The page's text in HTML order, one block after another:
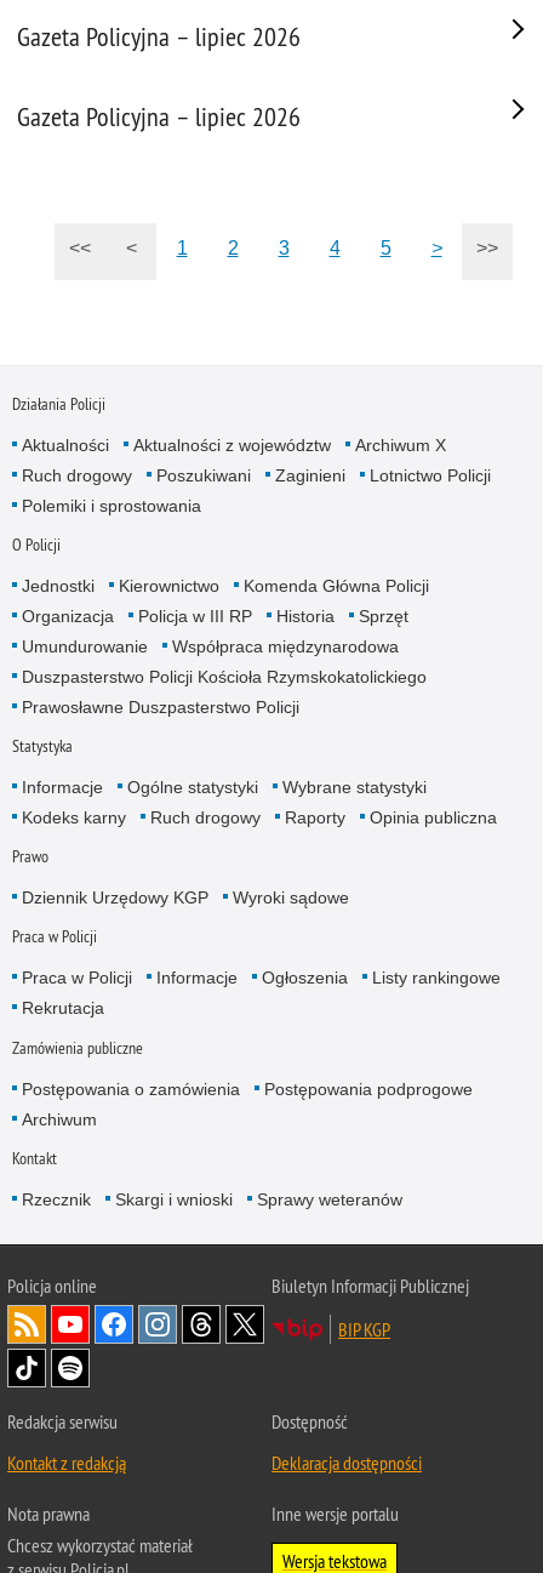
Gazeta Policyjna – lipiec 2026
Gazeta Policyjna – lipiec 2026
<< < 1 2 3 4 5 > >>
Działania Policji
Aktualności Aktualności z województw
Archiwum X
Ruch drogowy
Poszukiwani Zaginieni
Lotnictwo Policji
Polemiki i sprostowania
O Policji
Jednostki Kierownictwo
Komenda Główna Policji
Organizacja
Policja w III RP Historia
Sprzęt
Umundurowanie
Współpraca międzynarodowa
Duszpasterstwo Policji Kościoła Rzymskokatolickiego
Prawosławne Duszpasterstwo Policji
Statystyka
Informacje Ogólne statystyki
Wybrane statystyki
Kodeks karny
Ruch drogowy Raporty Opinia publiczna
Prawo
Dziennik Urzędowy KGP Wyroki sądowe
Praca w Policji
Praca w Policji Informacje Ogłoszenia
Listy rankingowe
Rekrutacja
Zamówienia publiczne
Postępowania o zamówienia
Postępowania podprogowe
Archiwum
Kontakt
Rzecznik Skargi i wnioski Sprawy weteranów
Policjaonline
Biuletyn Informacji Publicznej
BIP KGP
Redakcja serwisu
Kontakt z redakcją
Dostępność
Deklaracja dostępności
Nota prawna
Chcesz wykorzystać materiał
Inne wersje portalu
Wersja tekstowa